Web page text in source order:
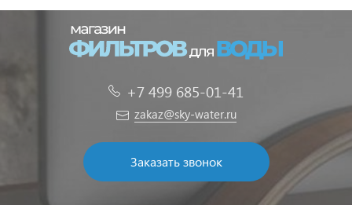
+7 499 685-01-41
zakaz@sky-water.ru
Заказать звонок